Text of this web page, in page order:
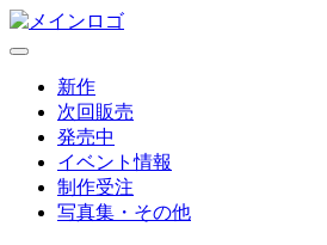
新作
次回販売
発売中
イベント情報
制作受注
写真集・その他